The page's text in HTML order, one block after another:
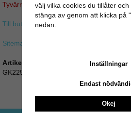
Tyvärr ingår inte denna produkt i vårt
Till butikens startsida »
Sitemap »
Artikelnummer:
GK225_BP000188-2
välj vilka cookies du tillåter och
stänga av genom att klicka på
nedan.
Inställningar
Endast
Okej